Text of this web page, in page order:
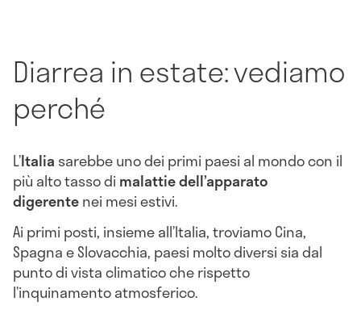
Diarrea in estate: vediamo
perché
L’Italia sarebbe uno dei primi paesi al mondo con il
più alto tasso di malattie dell’apparato
digerentenei mesi estivi.
Ai primi posti, insieme all’Italia, troviamo Cina,
Spagna e Slovacchia, paesi molto diversi sia dal
punto di vista climatico che rispetto
l’inquinamento atmosferico.